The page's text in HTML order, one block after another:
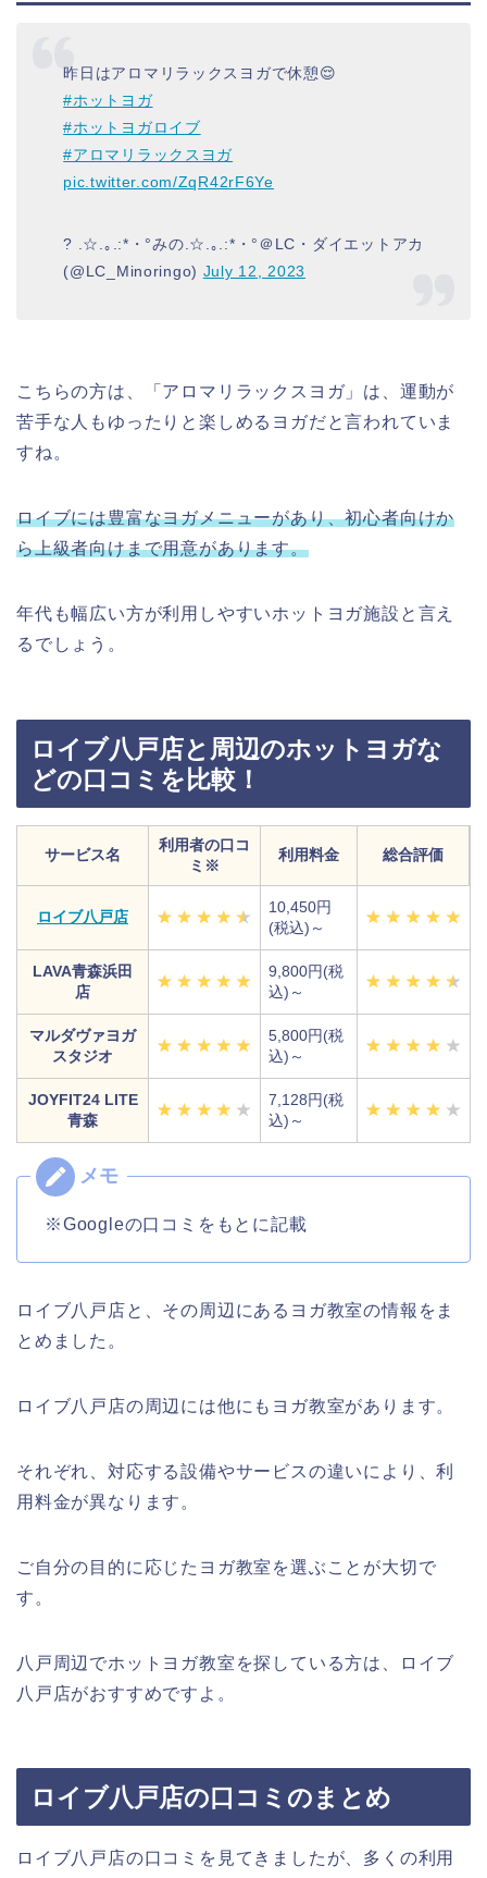
昨日はアロマリラックスヨガで休憩😌
#ホットヨガ
#ホットヨガロイブ
#アロマリラックスヨガ
pic.twitter.com/ZqR42rF6Ye
? .☆.｡.:*・°みの.☆.｡.:*・°＠LC・ダイエットアカ
(@LC_Minoringo) July 12, 2023
こちらの方は、「アロマリラックスヨガ」は、運動が
苦手な人もゆったりと楽しめるヨガだと言われていま
すね。
ロイブには豊富なヨガメニューがあり、初心者向けか
ら上級者向けまで用意があります。
年代も幅広い方が利用しやすいホットヨガ施設と言え
るでしょう。
ロイブ八戸店と周辺のホットヨガな
どの口コミを比較！
サービス名
利用者の口コ
ミ※
利用料金 総合評価
ロイブ八戸店
10,450円
(税込)～
LAVA青森浜田
店
9,800円(税
込)～
マルダヴァヨガ
スタジオ
5,800円(税
込)～
JOYFIT24 LITE
青森
7,128円(税
込)～
※Googleの口コミをもとに記載
ロイブ八戸店と、その周辺にあるヨガ教室の情報をま
とめました。
ロイブ八戸店の周辺には他にもヨガ教室があります。
それぞれ、対応する設備やサービスの違いにより、利
用料金が異なります。
ご自分の目的に応じたヨガ教室を選ぶことが大切で
す。
八戸周辺でホットヨガ教室を探している方は、ロイブ
八戸店がおすすめですよ。
ロイブ八戸店の口コミのまとめ
ロイブ八戸店の口コミを見てきましたが、多くの利用